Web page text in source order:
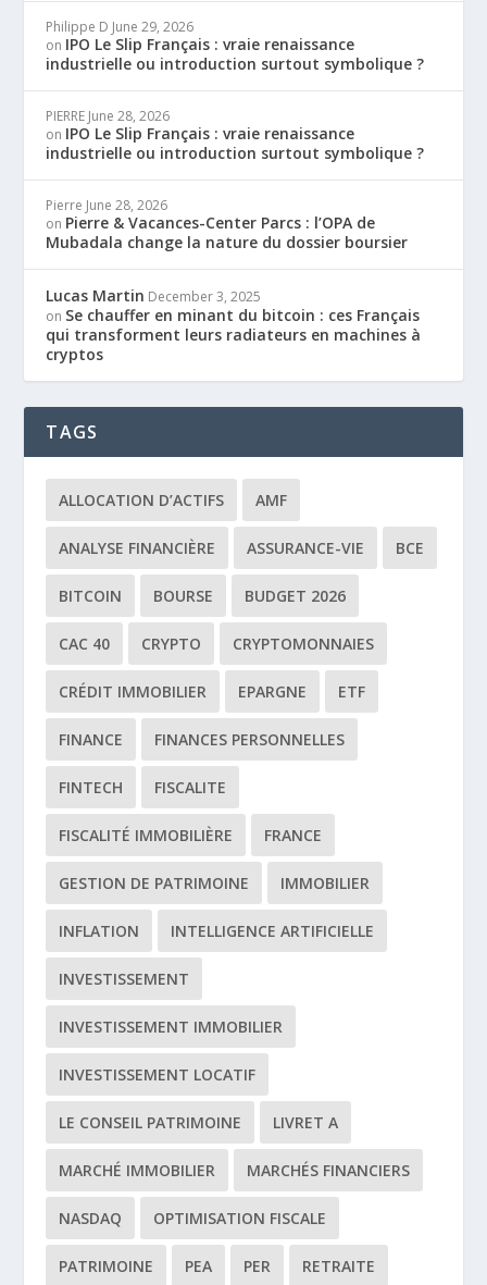
Philippe D June 29, 2026
on IPO Le Slip Français : vraie renaissance
industrielle ou introduction surtout symbolique ?
PIERRE June 28, 2026
on IPO Le Slip Français : vraie renaissance
industrielle ou introduction surtout symbolique ?
Pierre June 28, 2026
on Pierre & Vacances-Center Parcs : l’OPA de
Mubadala change la nature du dossier boursier
Lucas Martin December 3, 2025
on Se chauffer en minant du bitcoin : ces Français
qui transforment leurs radiateurs en machines à
cryptos
TAGS
ALLOCATION D’ACTIFS AMF
ANALYSE FINANCIÈRE ASSURANCE-VIE BCE
BITCOIN BOURSE BUDGET 2026
CAC 40 CRYPTO CRYPTOMONNAIES
CRÉDIT IMMOBILIER EPARGNE ETF
FINANCE FINANCES PERSONNELLES
FINTECH FISCALITE
FISCALITÉ IMMOBILIÈRE FRANCE
GESTION DE PATRIMOINE IMMOBILIER
INFLATION INTELLIGENCE ARTIFICIELLE
INVESTISSEMENT
INVESTISSEMENT IMMOBILIER
INVESTISSEMENT LOCATIF
LE CONSEIL PATRIMOINE LIVRET A
MARCHÉ IMMOBILIER MARCHÉS FINANCIERS
NASDAQ OPTIMISATION FISCALE
PATRIMOINE PEA PER RETRAITE